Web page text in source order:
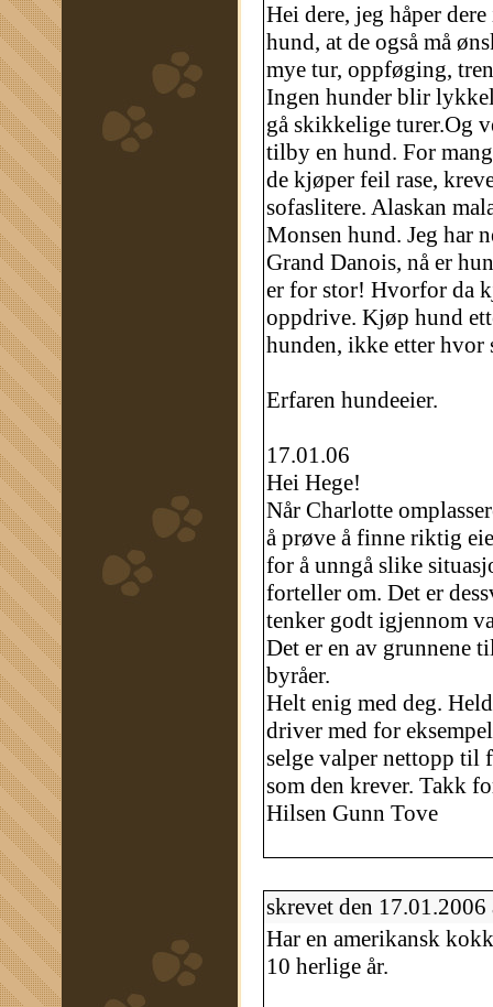
Hei dere, jeg håper
hund, at de også må
mye tur, oppføging,
Ingen hunder blir
gå skikkelige turer.Og
tilby en hund. For
de kjøper feil rase,
sofaslitere. Alaskan
Monsen hund. Jeg har
Grand Danois, nå er
er for stor! Hvorfor da
oppdrive. Kjøp hund
hunden, ikke etter hvor
Erfaren hundeeier.
17.01.06
Hei Hege!
Når Charlotte
å prøve å finne riktig
for å unngå slike
forteller om. Det er
tenker godt igjennom
Det er en av grunnene
byråer.
Helt enig med deg.
driver med for
selge valper nettopp til
som den krever. Takk
Hilsen Gunn Tove
skrevet den
Har en amerikansk
10 herlige år.